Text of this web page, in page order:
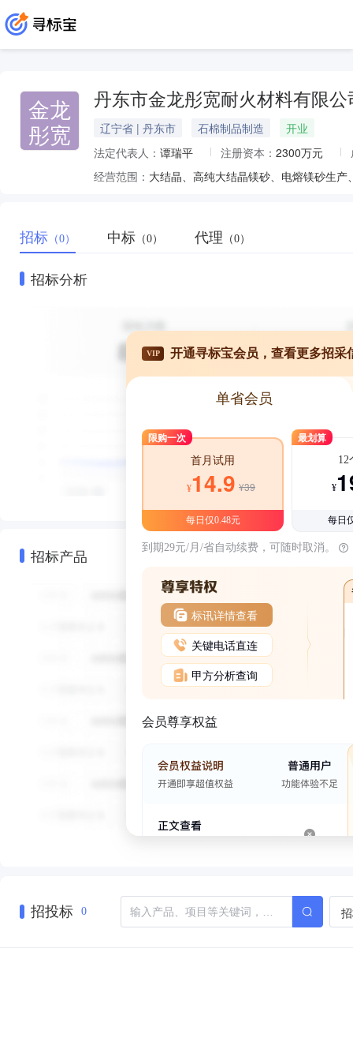
金龙
彤宽
丹东市金龙彤宽耐火材料有限公
辽宁省 | 丹东市 石棉制品制造
开业
法定代表人： 谭瑞平 注册资本： 2300万元
经营范围： 大结晶、高纯大结晶镁砂、电熔镁砂生产
招标 （0） 中标 （0） 代理 （0）
招标分析
招标产品
VIP 开通寻标宝会员，查看更多招采
单省会员
限购一次
首月试用
¥14.9 ¥39
每日仅0.48元
最划算
12
¥
每日
到期29元/月/省自动续费，可随时取消。
标讯详情查看
关键电话直连
甲方分析查询
会员尊享权益
招投标 0